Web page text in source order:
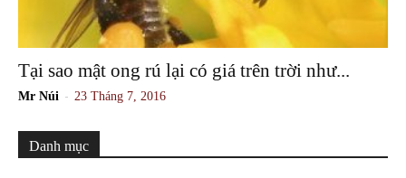
Tại sao mật ong rú lại có giá trên trời như...
Mr Núi - 23 Tháng 7, 2016
Danh mục